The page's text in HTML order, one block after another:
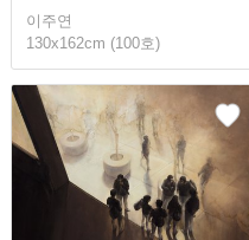
이주연
130x162cm (100호)